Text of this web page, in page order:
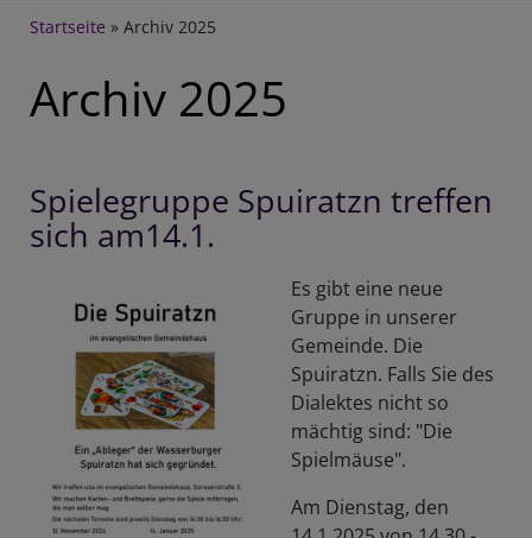
Breadcrumb
Startseite Archiv 2025
Archiv 2025
Spielegruppe Spuiratzn treffen
sich am14.1.
Es gibt eine neue
Gruppe in unserer
Gemeinde. Die
Spuiratzn. Falls Sie des
Dialektes nicht so
mächtig sind: "Die
Spielmäuse".
Am Dienstag, den